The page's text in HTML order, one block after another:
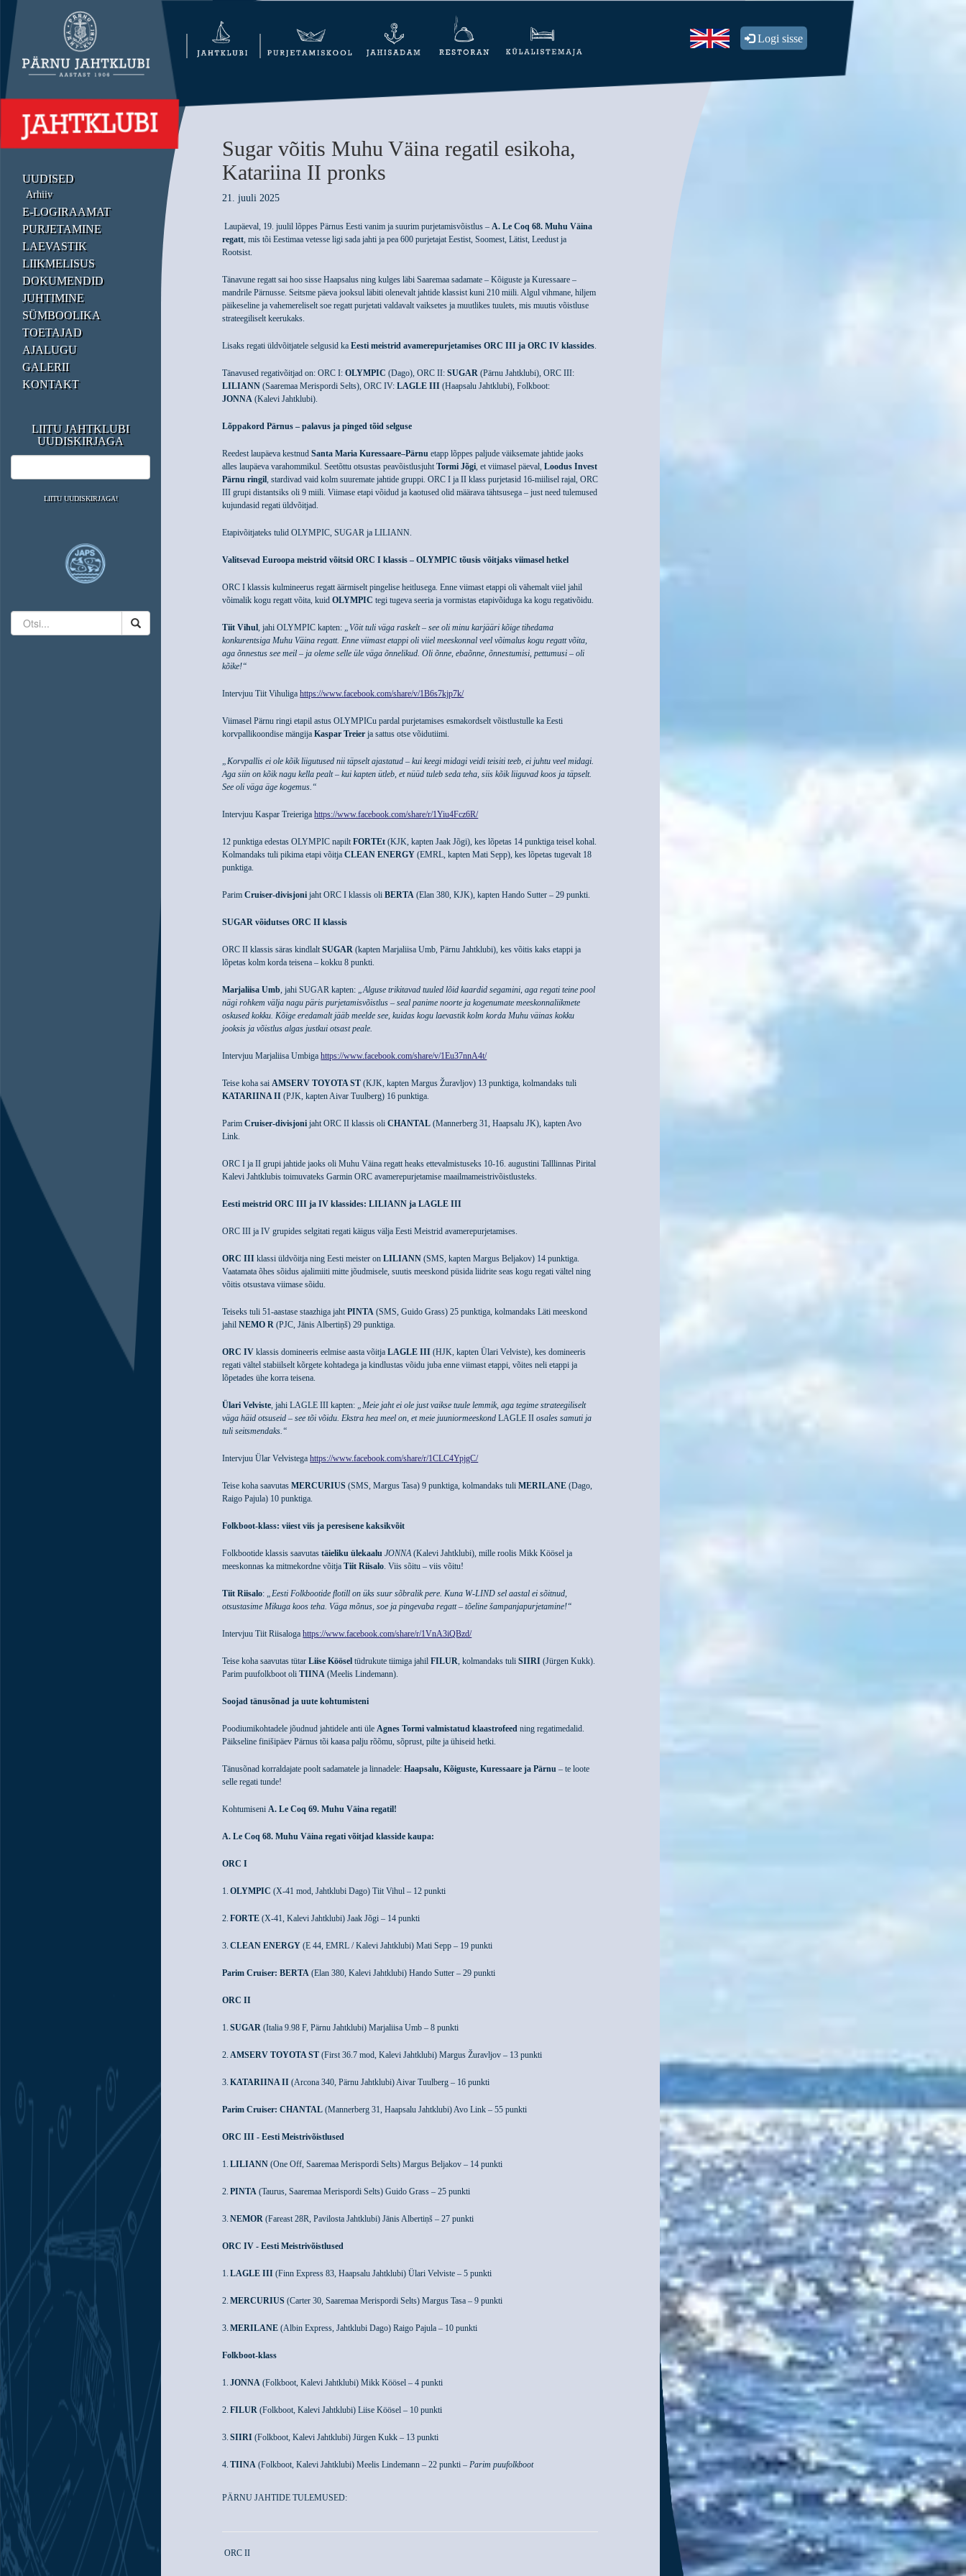
UUDISED
Arhiiv
E-LOGIRAAMAT
PURJETAMINE
LAEVASTIK
LIIKMELISUS
DOKUMENDID
JUHTIMINE
SÜMBOOLIKA
TOETAJAD
AJALUGU
GALERII
KONTAKT
LIITU JAHTKLUBI
UUDISKIRJAGA
LIITU UUDISKIRJAGA!
Logi sisse
Sugar võitis Muhu Väina regatil esikoha,
Katariina II pronks
21. juuli 2025
Laupäeval, 19. juulil lõppes Pärnus Eesti vanim ja suurim purjetamisvõistlus –A. Le Coq 68. Muhu Väina
regatt, mis tõi Eestimaa vetesse ligi sada jahti ja pea 600 purjetajat Eestist, Soomest, Lätist, Leedust ja
Rootsist.
Tänavune regatt sai hoo sisse Haapsalus ning kulges läbi Saaremaa sadamate – Kõiguste ja Kuressaare –
mandrile Pärnusse. Seitsme päeva jooksul läbiti olenevalt jahtide klassist kuni 210 miili. Algul vihmane, hiljem
päikeseline ja vahemereliselt soe regatt purjetati valdavalt vaiksetes ja muutlikes tuulets, mis muutis võistluse
strateegiliselt keerukaks.
Lisaks regati üldvõitjatele selgusid kaEesti meistrid avamerepurjetamises ORC III ja ORC IV klassides.
Tänavused regativõitjad on: ORC I:OLYMPIC (Dago), ORC II:SUGAR (Pärnu Jahtklubi), ORC III:
LILIANN (Saaremaa Merispordi Selts), ORC IV:LAGLE III (Haapsalu Jahtklubi), Folkboot:
JONNA (Kalevi Jahtklubi).
Lõppakord Pärnus – palavus ja pinged tõid selguse
Reedest laupäeva kestnudSanta Maria Kuressaare–Pärnu etapp lõppes paljude väiksemate jahtide jaoks
alles laupäeva varahommikul. Seetõttu otsustas peavõistlusjuhtTormi Jõgi, et viimasel päeval,Loodus Invest
Pärnu ringil, stardivad vaid kolm suuremate jahtide gruppi. ORC I ja II klass purjetasid 16-miilisel rajal, ORC
III grupi distantsiks oli 9 miili. Viimase etapi võidud ja kaotused olid määrava tähtsusega – just need tulemused
kujundasid regati üldvõitjad.
Etapivõitjateks tulid OLYMPIC, SUGAR ja LILIANN.
Valitsevad Euroopa meistrid võitsid ORC I klassis – OLYMPIC tõusis võitjaks viimasel hetkel
ORC I klassis kulmineerus regatt äärmiselt pingelise heitlusega. Enne viimast etappi oli vähemalt viiel jahil
võimalik kogu regatt võita, kuidOLYMPIC tegi tugeva seeria ja vormistas etapivõiduga ka kogu regativõidu.
Tiit Vihul, jahi OLYMPIC kapten: „Võit tuli väga raskelt – see oli minu karjääri kõige tihedama
konkurentsiga Muhu Väina regatt. Enne viimast etappi oli viiel meeskonnal veel võimalus kogu regatt võita,
aga õnnestus see meil – ja oleme selle üle väga õnnelikud. Oli õnne, ebaõnne, õnnestumisi, pettumusi – oli
kõike!“
Intervjuu Tiit Vihuligahttps://www.facebook.com/share/v/1B6s7kjp7k/
Viimasel Pärnu ringi etapil astus OLYMPICu pardal purjetamises esmakordselt võistlustulle ka Eesti
korvpallikoondise mängijaKaspar Treier ja sattus otse võidutiimi.
„Korvpallis ei ole kõik liigutused nii täpselt ajastatud – kui keegi midagi veidi teisiti teeb, ei juhtu veel midagi.
Aga siin on kõik nagu kella pealt – kui kapten ütleb, et nüüd tuleb seda teha, siis kõik liiguvad koos ja täpselt.
See oli väga äge kogemus.“
Intervjuu Kaspar Treierigahttps://www.facebook.com/share/r/1Yiu4Fcz6R/
12 punktiga edestas OLYMPIC napiltFORTEt (KJK, kapten Jaak Jõgi), kes lõpetas 14 punktiga teisel kohal.
Kolmandaks tuli pikima etapi võitjaCLEAN ENERGY (EMRL, kapten Mati Sepp), kes lõpetas tugevalt 18
punktiga.
ParimCruiser-divisjoni jaht ORC I klassis oliBERTA (Elan 380, KJK), kapten Hando Sutter – 29 punkti.
SUGAR võidutses ORC II klassis
ORC II klassis säras kindlaltSUGAR (kapten Marjaliisa Umb, Pärnu Jahtklubi), kes võitis kaks etappi ja
lõpetas kolm korda teisena – kokku 8 punkti.
Marjaliisa Umb, jahi SUGAR kapten: „Alguse trikitavad tuuled lõid kaardid segamini, aga regati teine pool
nägi rohkem välja nagu päris purjetamisvõistlus – seal panime noorte ja kogenumate meeskonnaliikmete
oskused kokku. Kõige eredamalt jääb meelde see, kuidas kogu laevastik kolm korda Muhu väinas kokku
jooksis ja võistlus algas justkui otsast peale.
Intervjuu Marjaliisa Umbigahttps://www.facebook.com/share/v/1Eu37nnA4t/
Teise koha saiAMSERV TOYOTA ST (KJK, kapten Margus Žuravljov) 13 punktiga, kolmandaks tuli
KATARIINA II (PJK, kapten Aivar Tuulberg) 16 punktiga.
ParimCruiser-divisjoni jaht ORC II klassis oliCHANTAL (Mannerberg 31, Haapsalu JK), kapten Avo
Link.
ORC I ja II grupi jahtide jaoks oli Muhu Väina regatt heaks ettevalmistuseks 10-16. augustini Talllinnas Pirital
Kalevi Jahtklubis toimuvateks Garmin ORC avamerepurjetamise maailmameistrivõistlusteks.
Eesti meistrid ORC III ja IV klassides: LILIANN ja LAGLE III
ORC III ja IV grupides selgitati regati käigus välja Eesti Meistrid avamerepurjetamises.
ORC III klassi üldvõitja ning Eesti meister onLILIANN (SMS, kapten Margus Beljakov) 14 punktiga.
Vaatamata õhes sõidus ajalimiiti mitte jõudmisele, suutis meeskond püsida liidrite seas kogu regati vältel ning
võitis otsustava viimase sõidu.
Teiseks tuli 51-aastase staazhiga jahtPINTA (SMS, Guido Grass) 25 punktiga, kolmandaks Läti meeskond
jahilNEMO R (PJC, Jānis Albertiņš) 29 punktiga.
ORC IV klassis domineeris eelmise aasta võitjaLAGLE III (HJK, kapten Ülari Velviste), kes domineeris
regati vältel stabiilselt kõrgete kohtadega ja kindlustas võidu juba enne viimast etappi, võites neli etappi ja
lõpetades ühe korra teisena.
Ülari Velviste, jahi LAGLE III kapten: „Meie jaht ei ole just vaikse tuule lemmik, aga tegime strateegiliselt
väga häid otsuseid – see tõi võidu. Ekstra hea meel on, et meie juuniormeeskondLAGLE IIosales samuti ja
tuli seitsmendaks.“
Intervjuu Ülar Velvistegahttps://www.facebook.com/share/r/1CLC4YpjgC/
Teise koha saavutasMERCURIUS (SMS, Margus Tasa) 9 punktiga, kolmandaks tuliMERILANE (Dago,
Raigo Pajula) 10 punktiga.
Folkboot-klass: viiest viis ja peresisene kaksikvõit
Folkbootide klassis saavutastäieliku ülekaalu JONNA(Kalevi Jahtklubi), mille roolis Mikk Köösel ja
meeskonnas ka mitmekordne võitjaTiit Riisalo. Viis sõitu – viis võitu!
Tiit Riisalo: „Eesti Folkbootide flotill on üks suur sõbralik pere. Kuna W-LIND sel aastal ei sõitnud,
otsustasime Mikuga koos teha. Väga mõnus, soe ja pingevaba regatt – tõeline šampanjapurjetamine!“
Intervjuu Tiit Riisalogahttps://www.facebook.com/share/r/1VnA3iQBzd/
Teise koha saavutas tütarLiise Köösel tüdrukute tiimiga jahilFILUR, kolmandaks tuliSIIRI (Jürgen Kukk).
Parim puufolkboot oliTIINA (Meelis Lindemann).
Soojad tänusõnad ja uute kohtumisteni
Poodiumikohtadele jõudnud jahtidele anti üleAgnes Tormi valmistatud klaastrofeed ning regatimedalid.
Päikseline finišipäev Pärnus tõi kaasa palju rõõmu, sõprust, pilte ja ühiseid hetki.
Tänusõnad korraldajate poolt sadamatele ja linnadele:Haapsalu, Kõiguste, Kuressaare ja Pärnu – te loote
selle regati tunde!
KohtumiseniA. Le Coq 69. Muhu Väina regatil!
A. Le Coq 68. Muhu Väina regati võitjad klasside kaupa:
ORC I
1.OLYMPIC (X-41 mod, Jahtklubi Dago) Tiit Vihul – 12 punkti
2.FORTE (X-41, Kalevi Jahtklubi) Jaak Jõgi – 14 punkti
3.CLEAN ENERGY (E 44, EMRL / Kalevi Jahtklubi) Mati Sepp – 19 punkti
Parim Cruiser: BERTA (Elan 380, Kalevi Jahtklubi) Hando Sutter – 29 punkti
ORC II
1.SUGAR (Italia 9.98 F, Pärnu Jahtklubi) Marjaliisa Umb – 8 punkti
2.AMSERV TOYOTA ST (First 36.7 mod, Kalevi Jahtklubi) Margus Žuravljov – 13 punkti
3.KATARIINA II (Arcona 340, Pärnu Jahtklubi) Aivar Tuulberg – 16 punkti
Parim Cruiser: CHANTAL (Mannerberg 31, Haapsalu Jahtklubi) Avo Link – 55 punkti
ORC III - Eesti Meistrivõistlused
1.LILIANN (One Off, Saaremaa Merispordi Selts) Margus Beljakov – 14 punkti
2.PINTA (Taurus, Saaremaa Merispordi Selts) Guido Grass – 25 punkti
3.NEMOR (Fareast 28R, Pavilosta Jahtklubi) Jānis Albertiņš – 27 punkti
ORC IV - Eesti Meistrivõistlused
1.LAGLE III (Finn Express 83, Haapsalu Jahtklubi) Ülari Velviste – 5 punkti
2.MERCURIUS (Carter 30, Saaremaa Merispordi Selts) Margus Tasa – 9 punkti
3.MERILANE (Albin Express, Jahtklubi Dago) Raigo Pajula – 10 punkti
Folkboot-klass
1.JONNA (Folkboot, Kalevi Jahtklubi) Mikk Köösel – 4 punkti
2.FILUR (Folkboot, Kalevi Jahtklubi) Liise Köösel – 10 punkti
3.SIIRI (Folkboot, Kalevi Jahtklubi) Jürgen Kukk – 13 punkti
4.TIINA (Folkboot, Kalevi Jahtklubi) Meelis Lindemann – 22 punkti –Parim puufolkboot
PÄRNU JAHTIDE TULEMUSED:
ORC II